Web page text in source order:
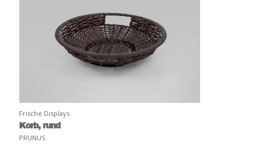
Frische Displays
Korb, rund
PRUNUS